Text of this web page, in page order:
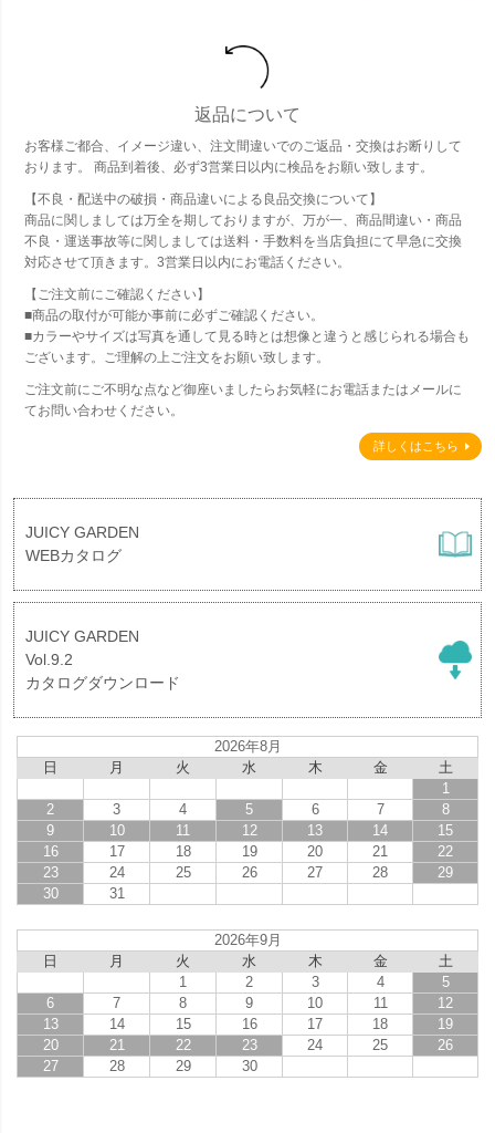
返品について
お客様ご都合、イメージ違い、注文間違いでのご返品・交換はお断りして
おります。 商品到着後、必ず3営業日以内に検品をお願い致します。
【不良・配送中の破損・商品違いによる良品交換について】
商品に関しましては万全を期しておりますが、万が一、商品間違い・商品
不良・運送事故等に関しましては送料・手数料を当店負担にて早急に交換
対応させて頂きます。3営業日以内にお電話ください。
【ご注文前にご確認ください】
■商品の取付が可能か事前に必ずご確認ください。
■カラーやサイズは写真を通して見る時とは想像と違うと感じられる場合も
ございます。ご理解の上ご注文をお願い致します。
ご注文前にご不明な点など御座いましたらお気軽にお電話またはメールに
てお問い合わせください。
詳しくはこちら
JUICY GARDEN
WEBカタログ
JUICY GARDEN
Vol.9.2
カタログダウンロード
2026年8月
日
月 火 水 木 金
土
1
2
3 4 5 6 7
8
9
10 11 12 13 14
15
16
17 18 19 20 21
22
23
24 25 26 27 28
29
30
31
2026年9月
日
月 火 水 木 金
土
1
2 3 4
5
6
7 8 9 10 11
12
13
14 15 16 17 18
19
20
21 22 23 24 25
26
27
28 29 30